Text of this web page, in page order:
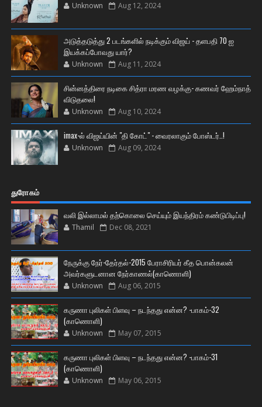
Unknown Aug 12, 2024
அடுத்தடுத்து 2 படங்களில் நடிக்கும் விஜய் - தளபதி 70 ஐ
இயக்கப்போவது யார்?
Unknown Aug 11, 2024
சின்னத்திரை நடிகை சித்ரா மரண வழக்கு- கணவர் ஹேம்நாத்
விடுதலை!
Unknown Aug 10, 2024
imax-ல் விஜய்யின் "தி கோட்" - வைரலாகும் போஸ்டர்..!
Unknown Aug 09, 2024
துரோகம்
வலி இல்லாமல் தற்கொலை செய்யும் இயந்திரம் கண்டுபிடிப்பு!
Thamil Dec 08, 2021
நேருக்கு நேர்-தேர்தல்-2015 பேராசிரியர் கீத பொன்கலன்
அவர்களுடனான நேர்காணல்(காணொளி)
Unknown Aug 06, 2015
கருணா புலிகள் பிளவு – நடந்தது என்ன? -பாகம்-32
(காணொளி)
Unknown May 07, 2015
கருணா புலிகள் பிளவு – நடந்தது என்ன? -பாகம்-31
(காணொளி)
Unknown May 06, 2015